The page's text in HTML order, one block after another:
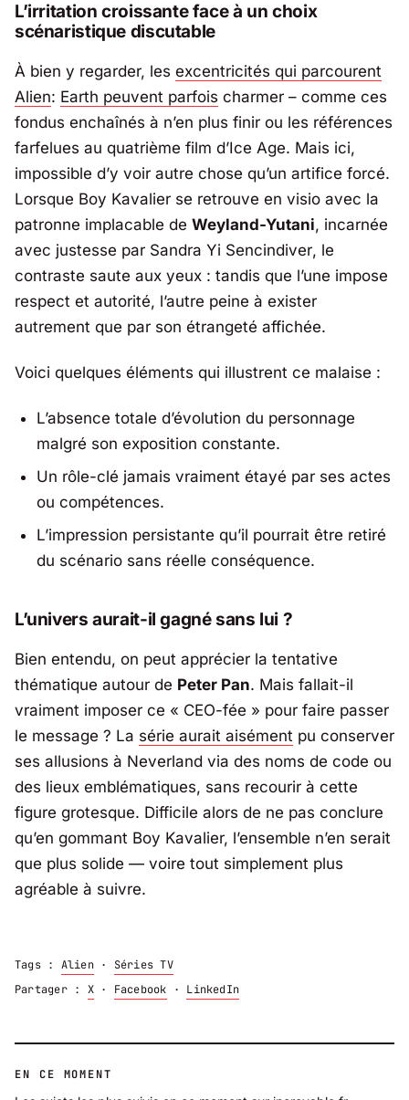
L’irritation croissante face à un choix
scénaristique discutable
À bien y regarder, les excentricités qui parcourent
Alien: Earth peuvent parfois charmer – comme ces
fondus enchaînés à n’en plus finir ou les références
farfelues au quatrième film d’Ice Age. Mais ici,
impossible d’y voir autre chose qu’un artifice forcé.
Lorsque Boy Kavalier se retrouve en visio avec la
patronne implacable de Weyland-Yutani, incarnée
avec justesse par Sandra Yi Sencindiver, le
contraste saute aux yeux : tandis que l’une impose
respect et autorité, l’autre peine à exister
autrement que par son étrangeté affichée.
Voici quelques éléments qui illustrent ce malaise :
L’absence totale d’évolution du personnage
malgré son exposition constante.
Un rôle-clé jamais vraiment étayé par ses actes
ou compétences.
L’impression persistante qu’il pourrait être retiré
du scénario sans réelle conséquence.
L’univers aurait-il gagné sans lui ?
Bien entendu, on peut apprécier la tentative
thématique autour de Peter Pan. Mais fallait-il
vraiment imposer ce « CEO-fée » pour faire passer
le message ? La série aurait aisément pu conserver
ses allusions à Neverland via des noms de code ou
des lieux emblématiques, sans recourir à cette
figure grotesque. Difficile alors de ne pas conclure
qu’en gommant Boy Kavalier, l’ensemble n’en serait
que plus solide — voire tout simplement plus
agréable à suivre.
Tags : Alien· Séries TV
Partager : X· Facebook · LinkedIn
EN CE MOMENT